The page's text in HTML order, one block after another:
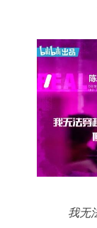
我无